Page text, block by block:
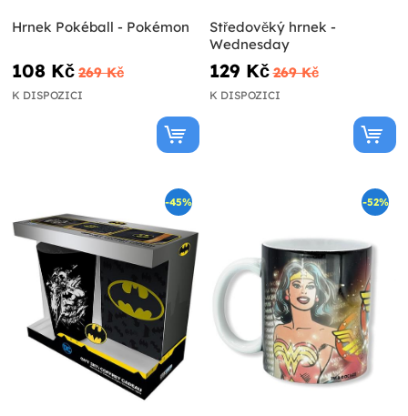
Hrnek Pokéball - Pokémon
108 Kč 269 Kč
K DISPOZICI
Středověký hrnek -
Wednesday
129 Kč 269 Kč
K DISPOZICI
-45% -52%